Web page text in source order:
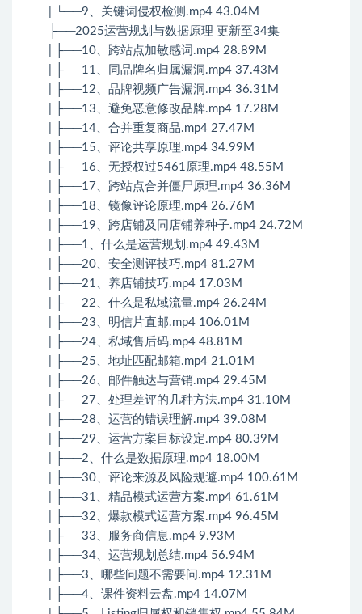
| └──9、关键词侵权检测.mp4 43.04M
├──2025运营规划与数据原理 更新至34集
| ├──10、跨站点加敏感词.mp4 28.89M
| ├──11、同品牌名归属漏洞.mp4 37.43M
| ├──12、品牌视频广告漏洞.mp4 36.31M
| ├──13、避免恶意修改品牌.mp4 17.28M
| ├──14、合并重复商品.mp4 27.47M
| ├──15、评论共享原理.mp4 34.99M
| ├──16、无授权过5461原理.mp4 48.55M
| ├──17、跨站点合并僵尸原理.mp4 36.36M
| ├──18、镜像评论原理.mp4 26.76M
| ├──19、跨店铺及同店铺养种子.mp4 24.72M
| ├──1、什么是运营规划.mp4 49.43M
| ├──20、安全测评技巧.mp4 81.27M
| ├──21、养店铺技巧.mp4 17.03M
| ├──22、什么是私域流量.mp4 26.24M
| ├──23、明信片直邮.mp4 106.01M
| ├──24、私域售后码.mp4 48.81M
| ├──25、地址匹配邮箱.mp4 21.01M
| ├──26、邮件触达与营销.mp4 29.45M
| ├──27、处理差评的几种方法.mp4 31.10M
| ├──28、运营的错误理解.mp4 39.08M
| ├──29、运营方案目标设定.mp4 80.39M
| ├──2、什么是数据原理.mp4 18.00M
| ├──30、评论来源及风险规避.mp4 100.61M
| ├──31、精品模式运营方案.mp4 61.61M
| ├──32、爆款模式运营方案.mp4 96.45M
| ├──33、服务商信息.mp4 9.93M
| ├──34、运营规划总结.mp4 56.94M
| ├──3、哪些问题不需要问.mp4 12.31M
| ├──4、课件资料云盘.mp4 14.07M